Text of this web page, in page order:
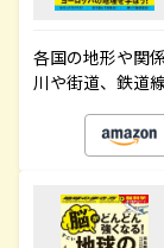
各国の地形や関
川や街道、鉄道